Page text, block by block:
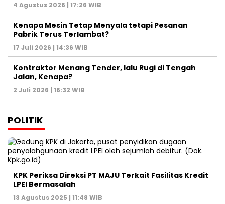
4 Agustus 2026 | 17:26 WIB
Kenapa Mesin Tetap Menyala tetapi Pesanan
Pabrik Terus Terlambat?
17 Juli 2026 | 14:36 WIB
Kontraktor Menang Tender, lalu Rugi di Tengah
Jalan, Kenapa?
2 Juli 2026 | 16:32 WIB
POLITIK
KPK Periksa Direksi PT MAJU Terkait Fasilitas Kredit
LPEI Bermasalah
13 Agustus 2025 | 11:48 WIB